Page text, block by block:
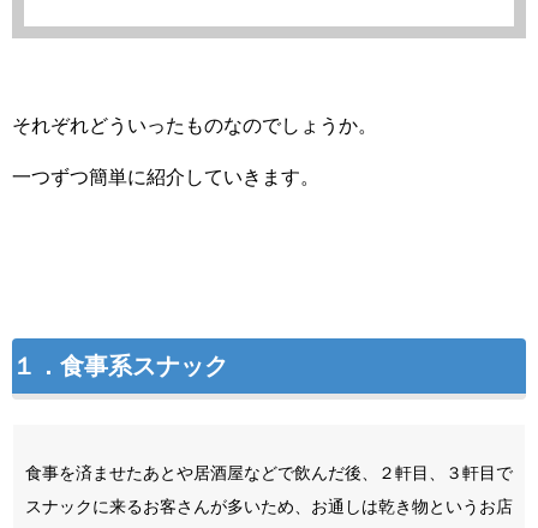
それぞれどういったものなのでしょうか。
一つずつ簡単に紹介していきます。
１．食事系スナック
食事を済ませたあとや居酒屋などで飲んだ後、２軒目、３軒目で
スナックに来るお客さんが多いため、お通しは乾き物というお店